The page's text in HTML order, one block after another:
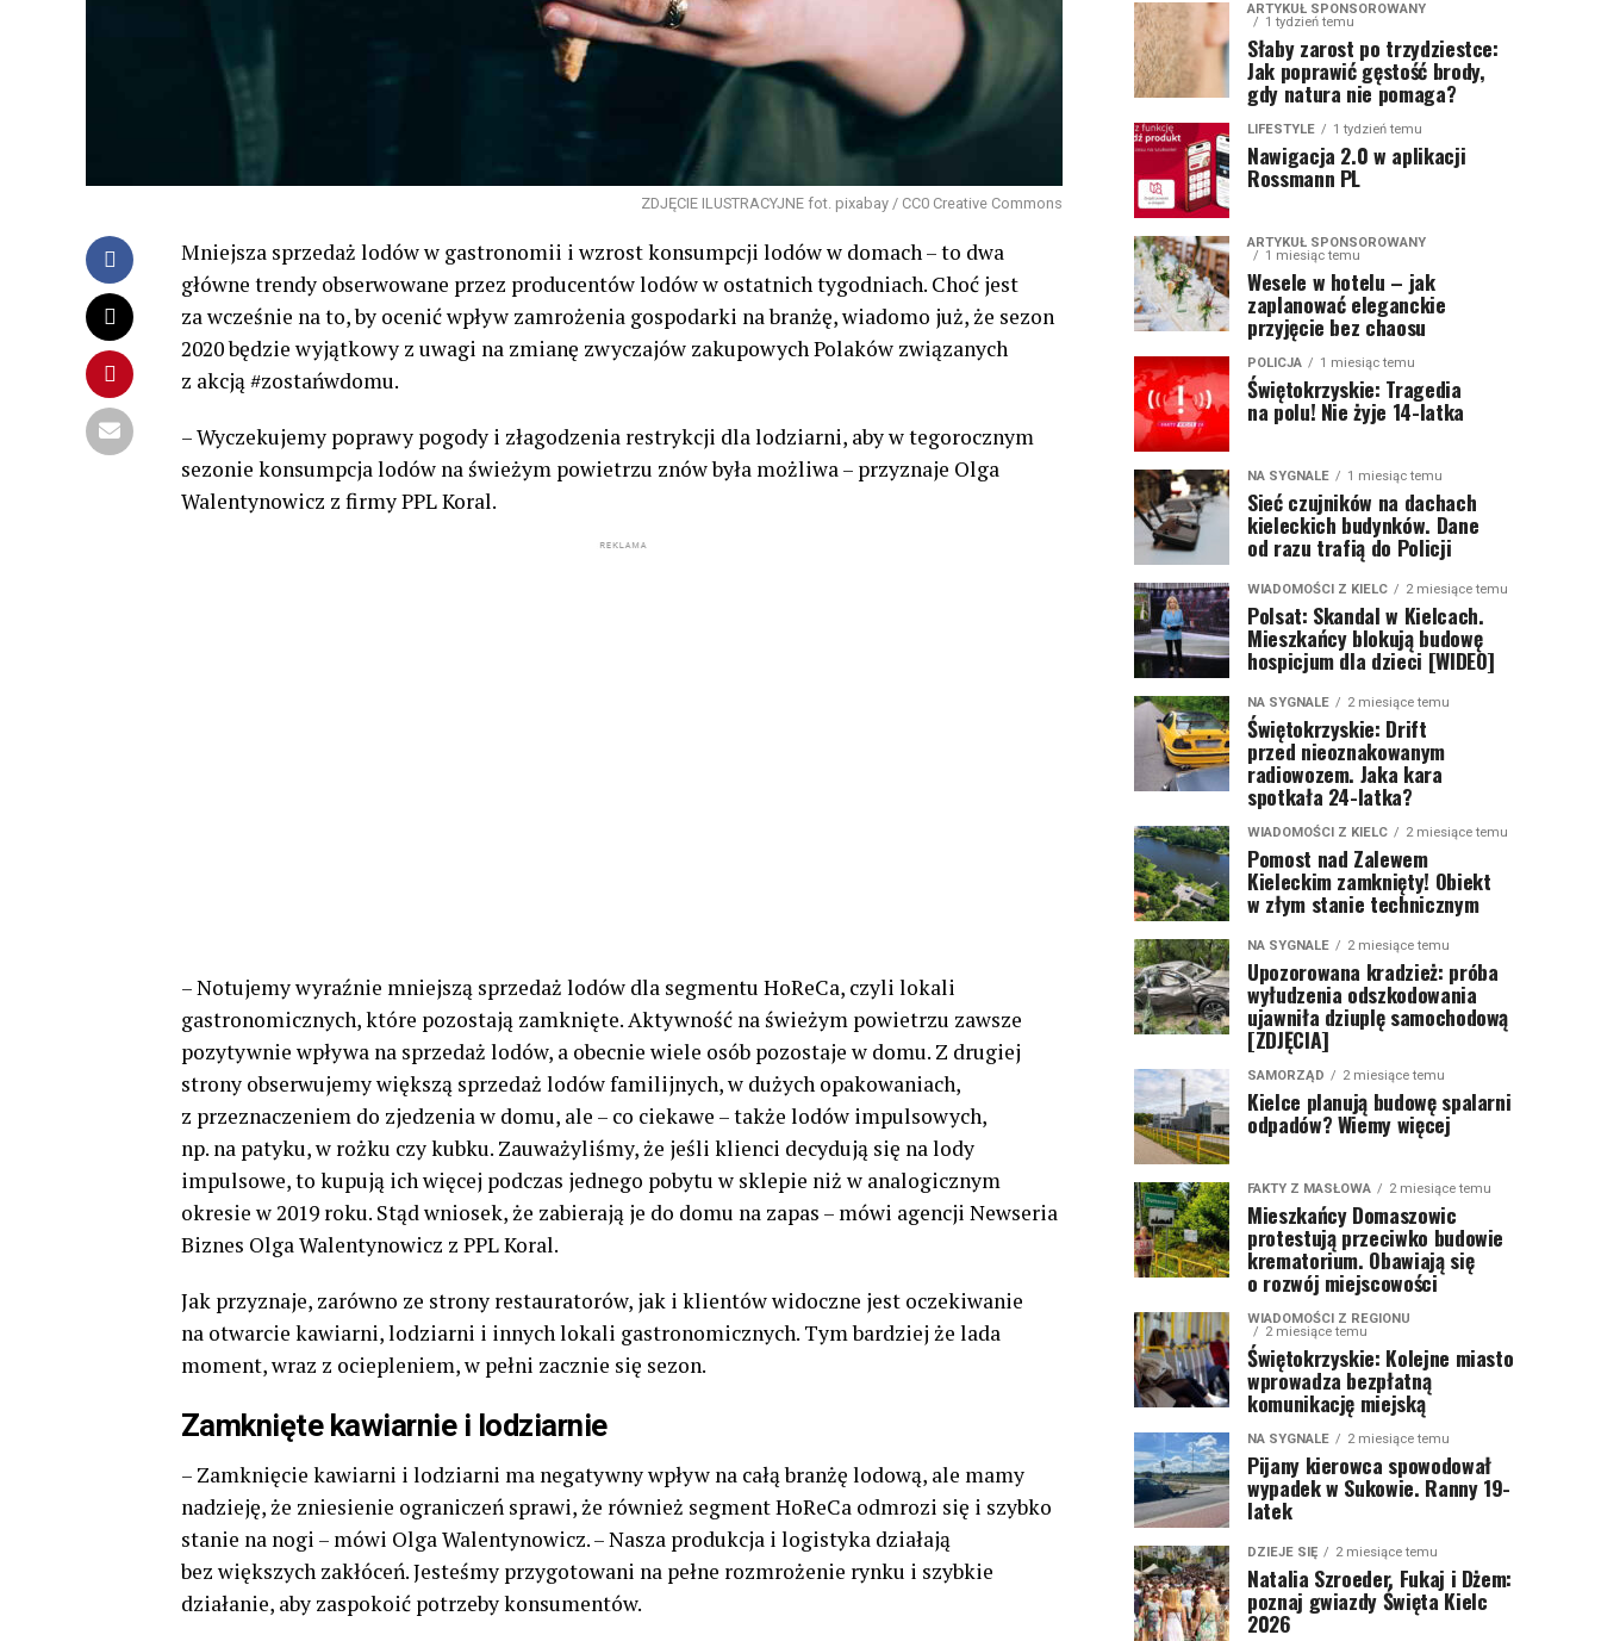
ZDJĘCIE ILUSTRACYJNE fot. pixabay / CC0 Creative Commons
Mniejsza sprzedaż lodów w gastronomii i wzrost konsumpcji lodów w domach – to dwa
główne trendy obserwowane przez producentów lodów w ostatnich tygodniach. Choć jest
za wcześnie na to, by ocenić wpływ zamrożenia gospodarki na branżę, wiadomo już, że sezon
2020 będzie wyjątkowy z uwagi na zmianę zwyczajów zakupowych Polaków związanych
z akcją #zostańwdomu.
– Wyczekujemy poprawy pogody i złagodzenia restrykcji dla lodziarni, aby w tegorocznym
sezonie konsumpcja lodów na świeżym powietrzu znów była możliwa – przyznaje Olga
Walentynowicz z firmy PPL Koral.
– Notujemy wyraźnie mniejszą sprzedaż lodów dla segmentu HoReCa, czyli lokali
gastronomicznych, które pozostają zamknięte. Aktywność na świeżym powietrzu zawsze
pozytywnie wpływa na sprzedaż lodów, a obecnie wiele osób pozostaje w domu. Z drugiej
strony obserwujemy większą sprzedaż lodów familijnych, w dużych opakowaniach,
z przeznaczeniem do zjedzenia w domu, ale – co ciekawe – także lodów impulsowych,
np. na patyku, w rożku czy kubku. Zauważyliśmy, że jeśli klienci decydują się na lody
impulsowe, to kupują ich więcej podczas jednego pobytu w sklepie niż w analogicznym
okresie w 2019 roku. Stąd wniosek, że zabierają je do domu na zapas – mówi agencji Newseria
Biznes Olga Walentynowicz z PPL Koral.
Jak przyznaje, zarówno ze strony restauratorów, jak i klientów widoczne jest oczekiwanie
na otwarcie kawiarni, lodziarni i innych lokali gastronomicznych. Tym bardziej że lada
moment, wraz z ociepleniem, w pełni zacznie się sezon.
Zamknięte kawiarnie i lodziarnie
– Zamknięcie kawiarni i lodziarni ma negatywny wpływ na całą branżę lodową, ale mamy
nadzieję, że zniesienie ograniczeń sprawi, że również segment HoReCa odmrozi się i szybko
stanie na nogi – mówi Olga Walentynowicz. – Nasza produkcja i logistyka działają
bez większych zakłóceń. Jesteśmy przygotowani na pełne rozmrożenie rynku i szybkie
działanie, aby zaspokoić potrzeby konsumentów.
ARTYKUŁ SPONSOROWANY
1 tydzień temu
Słaby zarost po trzydziestce:
Jak poprawić gęstość brody,
gdy natura nie pomaga?
LIFESTYLE 1 tydzień temu
Nawigacja 2.0 w aplikacji
Rossmann PL
ARTYKUŁ SPONSOROWANY
1 miesiąc temu
Wesele w hotelu – jak
zaplanować eleganckie
przyjęcie bez chaosu
POLICJA 1 miesiąc temu
Świętokrzyskie: Tragedia
na polu! Nie żyje 14-latka
NA SYGNALE 1 miesiąc temu
Sieć czujników na dachach
kieleckich budynków. Dane
od razu trafią do Policji
WIADOMOŚCI Z KIELC 2 miesiące temu
Polsat: Skandal w Kielcach.
Mieszkańcy blokują budowę
hospicjum dla dzieci [WIDEO]
NA SYGNALE 2 miesiące temu
Świętokrzyskie: Drift
przed nieoznakowanym
radiowozem. Jaka kara
spotkała 24-latka?
WIADOMOŚCI Z KIELC 2 miesiące temu
Pomost nad Zalewem
Kieleckim zamknięty! Obiekt
w złym stanie technicznym
NA SYGNALE 2 miesiące temu
Upozorowana kradzież: próba
wyłudzenia odszkodowania
ujawniła dziuplę samochodową
[ZDJĘCIA]
SAMORZĄD 2 miesiące temu
Kielce planują budowę spalarni
odpadów? Wiemy więcej
FAKTY Z MASŁOWA 2 miesiące temu
Mieszkańcy Domaszowic
protestują przeciwko budowie
krematorium. Obawiają się
o rozwój miejscowości
WIADOMOŚCI Z REGIONU
2 miesiące temu
Świętokrzyskie: Kolejne miasto
wprowadza bezpłatną
komunikację miejską
NA SYGNALE 2 miesiące temu
Pijany kierowca spowodował
wypadek w Sukowie. Ranny 19-
latek
DZIEJE SIĘ 2 miesiące temu
Natalia Szroeder, Fukaj i Dżem:
poznaj gwiazdy Święta Kielc
2026